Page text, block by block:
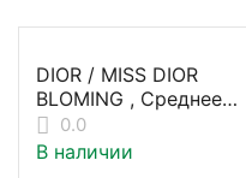
DIOR / MISS DIOR
BLOMING , Среднее
качество
0.0
В наличии